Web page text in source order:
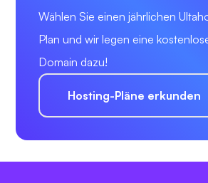
Wählen Sie einen jährlichen
Plan und wir legen eine
Domain dazu!
Hosting-Pläne erkunden